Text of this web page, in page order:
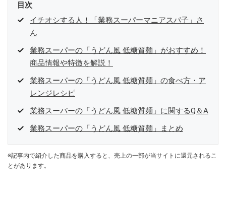
目次
イチオシする人！「業務スーパーマニアスパ子」さ
ん
業務スーパーの「うどん風 低糖質麺」がおすすめ！
商品情報や特徴を解説！
業務スーパーの「うどん風 低糖質麺」の食べ方・ア
レンジレシピ
業務スーパーの「うどん風 低糖質麺」に関するQ＆A
業務スーパーの「うどん風 低糖質麺」まとめ
※記事内で紹介した商品を購入すると、売上の一部が当サイトに還元されるこ
とがあります。